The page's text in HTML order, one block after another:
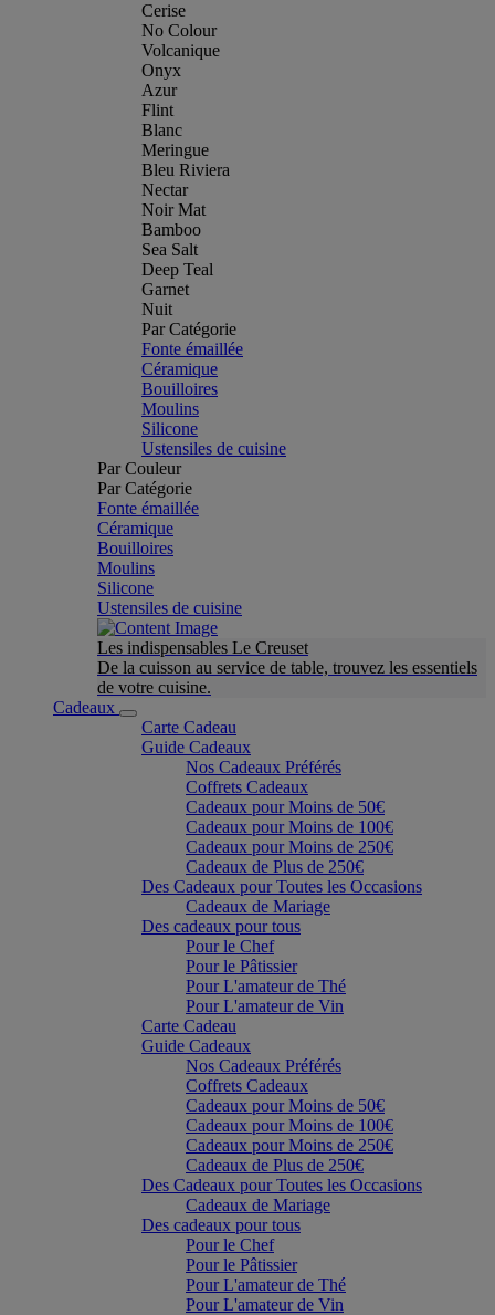
Cerise
No Colour
Volcanique
Onyx
Azur
Flint
Blanc
Meringue
Bleu Riviera
Nectar
Noir Mat
Bamboo
Sea Salt
Deep Teal
Garnet
Nuit
Par Catégorie
Fonte émaillée
Céramique
Bouilloires
Moulins
Silicone
Ustensiles de cuisine
Par Couleur
Par Catégorie
Fonte émaillée
Céramique
Bouilloires
Moulins
Silicone
Ustensiles de cuisine
Les indispensables Le Creuset
De la cuisson au service de table, trouvez les essentiels
de votre cuisine.
Cadeaux
Carte Cadeau
Guide Cadeaux
Nos Cadeaux Préférés
Coffrets Cadeaux
Cadeaux pour Moins de 50€
Cadeaux pour Moins de 100€
Cadeaux pour Moins de 250€
Cadeaux de Plus de 250€
Des Cadeaux pour Toutes les Occasions
Cadeaux de Mariage
Des cadeaux pour tous
Pour le Chef
Pour le Pâtissier
Pour L'amateur de Thé
Pour L'amateur de Vin
Carte Cadeau
Guide Cadeaux
Nos Cadeaux Préférés
Coffrets Cadeaux
Cadeaux pour Moins de 50€
Cadeaux pour Moins de 100€
Cadeaux pour Moins de 250€
Cadeaux de Plus de 250€
Des Cadeaux pour Toutes les Occasions
Cadeaux de Mariage
Des cadeaux pour tous
Pour le Chef
Pour le Pâtissier
Pour L'amateur de Thé
Pour L'amateur de Vin